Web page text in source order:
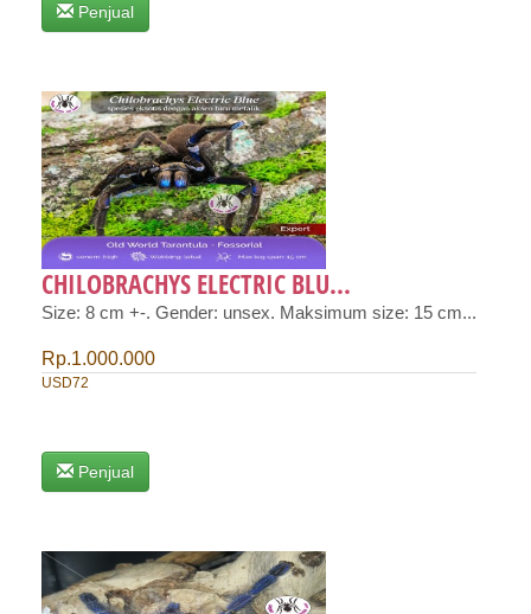
Penjual
CHILOBRACHYS ELECTRIC BLU...
Size: 8 cm +-. Gender: unsex. Maksimum size: 15 cm...
Rp.1.000.000
USD72
Penjual